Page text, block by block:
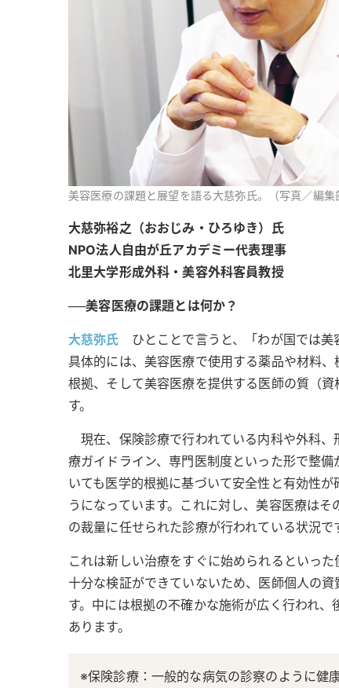
美容医療の課題と展望を語る大慈弥氏。（写真／編集
大慈弥裕之（おおじみ・ひろゆき）氏
NPO法人自由が丘アカデミー代表理事
北里大学形成外科・美容外科客員教授
──美容医療の課題とは何か？
大慈弥氏 ひとことで言うと、「わが国では美
具体的には、美容医療で使用する薬品や材料
根拠、そして美容医療を提供する医師の質（
す。
現在、保険診療で行われている内科や外科
療ガイドライン、専門医制度といった形で整
いても医学的根拠に基づいて安全性と有効性
うになっています。これに対し、美容医療は
の裁量に任せられた診療が行われている状況で
これは新しい治療をすぐに始められるといっ
十分な検証ができていないため、医師個人の
す。中には根拠の不確かな施術が広く行われ
あります。
※保険診療：一般的な病気の診察のように健